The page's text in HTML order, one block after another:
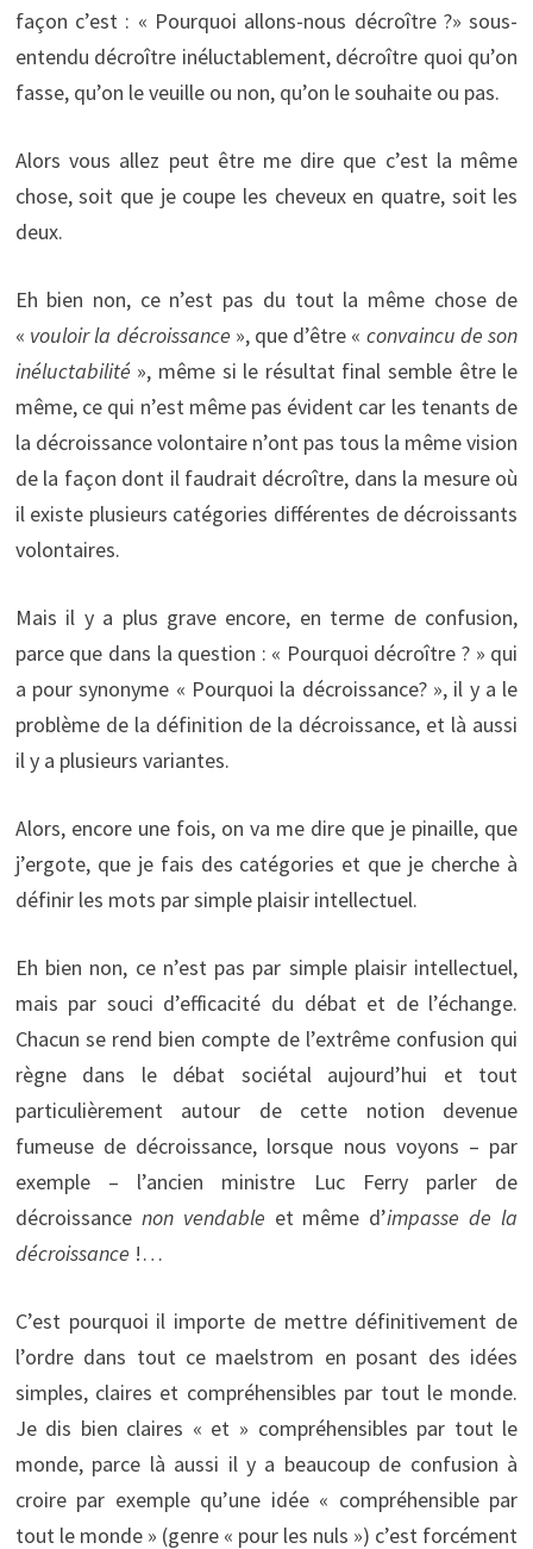
façon c’est : « Pourquoi allons-nous décroître ?» sous-
entendu décroître inéluctablement, décroître quoi qu’on
fasse, qu’on le veuille ou non, qu’on le souhaite ou pas.
Alors vous allez peut être me dire que c’est la même
chose, soit que je coupe les cheveux en quatre, soit les
deux.
Eh bien non, ce n’est pas du tout la même chose de
« vouloir la décroissance », que d’être « convaincu de son
inéluctabilité », même si le résultat final semble être le
même, ce qui n’est même pas évident car les tenants de
la décroissance volontaire n’ont pas tous la même vision
de la façon dont il faudrait décroître, dans la mesure où
il existe plusieurs catégories différentes de décroissants
volontaires.
Mais il y a plus grave encore, en terme de confusion,
parce que dans la question : « Pourquoi décroître ? » qui
a pour synonyme « Pourquoi la décroissance? », il y a le
problème de la définition de la décroissance, et là aussi
il y a plusieurs variantes.
Alors, encore une fois, on va me dire que je pinaille, que
j’ergote, que je fais des catégories et que je cherche à
définir les mots par simple plaisir intellectuel.
Eh bien non, ce n’est pas par simple plaisir intellectuel,
mais par souci d’efficacité du débat et de l’échange.
Chacun se rend bien compte de l’extrême confusion qui
règne dans le débat sociétal aujourd’hui et tout
particulièrement autour de cette notion devenue
fumeuse de décroissance, lorsque nous voyons – par
exemple – l’ancien ministre Luc Ferry parler de
décroissancenon vendable et même d’impasse de la
décroissance !…
C’est pourquoi il importe de mettre définitivement de
l’ordre dans tout ce maelstrom en posant des idées
simples, claires et compréhensibles par tout le monde.
Je dis bien claires « et » compréhensibles par tout le
monde, parce là aussi il y a beaucoup de confusion à
croire par exemple qu’une idée « compréhensible par
tout le monde » (genre « pour les nuls ») c’est forcément